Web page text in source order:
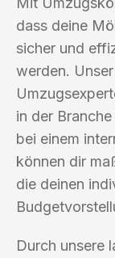
dass deine
sicher und
werden.
in der
bei einem
können dir
die deinen
Durch unsere